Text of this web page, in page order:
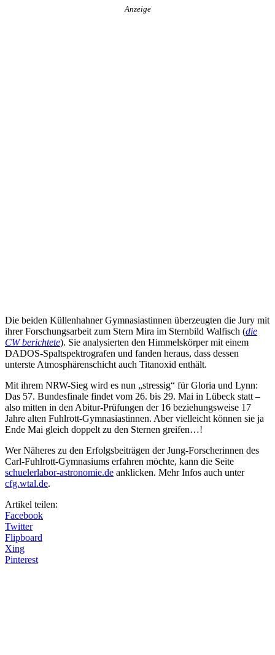
Anzeige
Die beiden Küllenhahner Gymnasiastinnen überzeugten die Jury mit
ihrer Forschungsarbeit zum Stern Mira im Sternbild Walfisch (die
CW berichtete). Sie analysierten den Himmelskörper mit einem
DADOS-Spaltspektrografen und fanden heraus, dass dessen
unterste Atmosphärenschicht auch Titanoxid enthält.
Mit ihrem NRW-Sieg wird es nun „stressig“ für Gloria und Lynn:
Das 57. Bundesfinale findet vom 26. bis 29. Mai in Lübeck statt –
also mitten in den Abitur-Prüfungen der 16 beziehungsweise 17
Jahre alten Fuhlrott-Gymnasiastinnen. Aber vielleicht können sie ja
Ende Mai gleich doppelt zu den Sternen greifen…!
Wer Näheres zu den Erfolgsbeiträgen der Jung-Forscherinnen des
Carl-Fuhlrott-Gymnasiums erfahren möchte, kann die Seite
schuelerlabor-astronomie.de anklicken. Mehr Infos auch unter
cfg.wtal.de.
Artikel teilen:
Facebook
Twitter
Flipboard
Xing
Pinterest